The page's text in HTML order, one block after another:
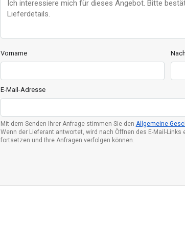
Vorname
E-Mail-Adresse
Mit dem Senden Ihrer Anfrage stimmen Sie den Allgemeine
Wenn der Lieferant antwortet, wird nach Öffnen des E-Mail-
fortsetzen und Ihre Anfragen verfolgen können.